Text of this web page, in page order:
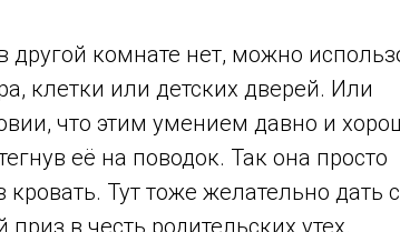
другой комнате нет, можно
клетки или детских дверей. Или
что этим умением давно и
её на поводок. Так она просто
Тут тоже желательно дать
в честь родительских утех.